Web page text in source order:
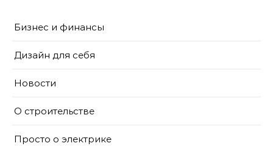
Бизнес и финансы
Дизайн для себя
Новости
О строительстве
Просто о электрике